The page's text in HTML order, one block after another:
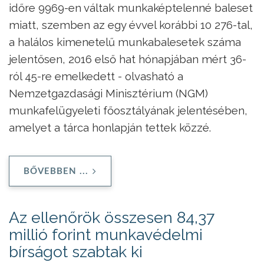
időre 9969-en váltak munkaképtelenné baleset
miatt, szemben az egy évvel korábbi 10 276-tal,
a halálos kimenetelű munkabalesetek száma
jelentősen, 2016 első hat hónapjában mért 36-
ról 45-re emelkedett - olvasható a
Nemzetgazdasági Minisztérium (NGM)
munkafelügyeleti főosztályának jelentésében,
amelyet a tárca honlapján tettek közzé.
BŐVEBBEN ...
Az ellenőrök összesen 84,37
millió forint munkavédelmi
bírságot szabtak ki